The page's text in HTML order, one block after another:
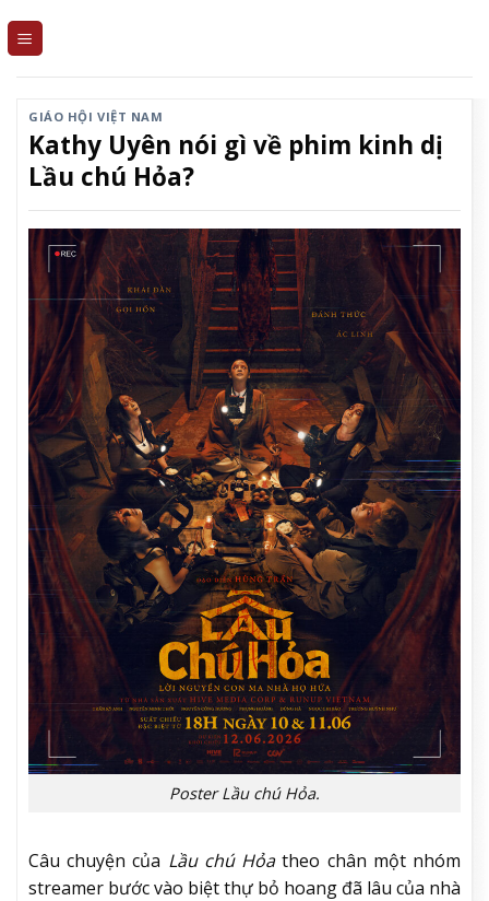
GIÁO HỘI VIỆT NAM
Kathy Uyên nói gì về phim kinh dị
Lầu chú Hỏa?
Poster Lầu chú Hỏa.
Câu chuyện của Lầu chú Hỏatheo chân một nhóm
streamer bước vào biệt thự bỏ hoang đã lâu của nhà